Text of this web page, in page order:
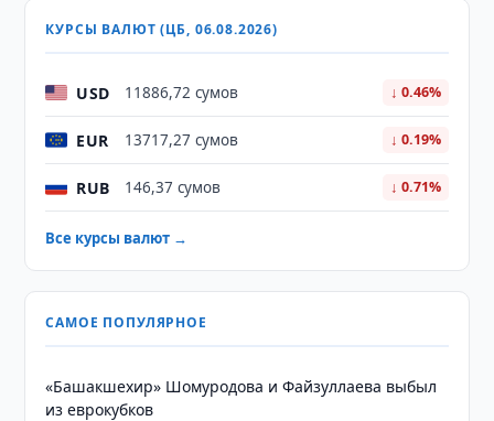
КУРСЫ ВАЛЮТ (ЦБ, 06.08.2026)
USD 11886,72 сумов ↓ 0.46%
EUR 13717,27 сумов ↓ 0.19%
RUB 146,37 сумов ↓ 0.71%
Все курсы валют →
САМОЕ ПОПУЛЯРНОЕ
«Башакшехир» Шомуродова и Файзуллаева выбыл
из еврокубков